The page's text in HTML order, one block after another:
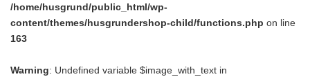
/home/husgrund/public_html/wp-
content/themes/husgrundershop-child/functions.php on line
163
Warning: Undefined variable $image_with_text in